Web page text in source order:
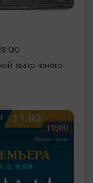
театр юного